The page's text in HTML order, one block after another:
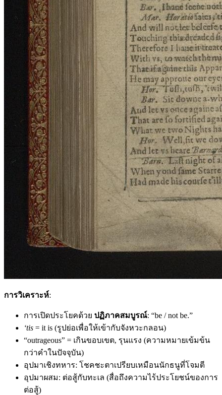
การวิเคราะห์:
การเปิดประโยคด้วย ปฏิภาคสมบูรณ์: “be / not be.”
‘tis = it is (รูปย่อเพื่อให้เข้ากับจังหวะกลอน)
“outrageous” = เกินขอบเขต, รุนแรง (ความหมายเข้มข้น
กว่าคำในปัจจุบัน)
อุปมาเชิงทหาร: โชคชะตาเปรียบเหมือนนักธนูที่โจมตี
อุปมาผสม: ต่อสู้กับทะเล (สื่อถึงความไร้ประโยชน์ของการ
ต่อสู้)